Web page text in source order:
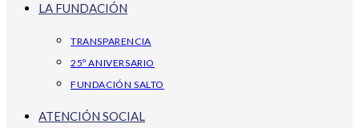
LA FUNDACIÓN
TRANSPARENCIA
25º ANIVERSARIO
FUNDACIÓN SALTO
ATENCIÓN SOCIAL